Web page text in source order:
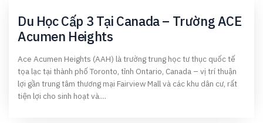
Du Học Cấp 3 Tại Canada – Trường ACE
Acumen Heights
Ace Acumen Heights (AAH) là trường trung học tư thục quốc tế
tọa lạc tại thành phố Toronto, tỉnh Ontario, Canada​ – vị trí thuận
lợi gần trung tâm thương mại Fairview Mall và các khu dân cư, rất
tiện lợi cho sinh hoạt và....